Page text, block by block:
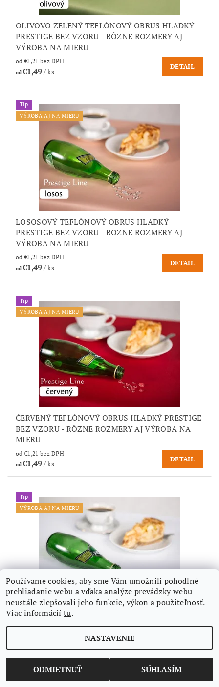
OLIVOVO ZELENÝ TEFLÓNOVÝ OBRUS HLADKÝ
PRESTIGE BEZ VZORU - RÔZNE ROZMERY AJ
VÝROBA NA MIERU
od €1,21 bez DPH
od€1,49/ ks
DETAIL
Tip
VÝROBA AJ NA MIERU
LOSOSOVÝ TEFLÓNOVÝ OBRUS HLADKÝ
PRESTIGE BEZ VZORU - RÔZNE ROZMERY AJ
VÝROBA NA MIERU
od €1,21 bez DPH
od€1,49/ ks
DETAIL
Tip
VÝROBA AJ NA MIERU
ČERVENÝ TEFLÓNOVÝ OBRUS HLADKÝ PRESTIGE
BEZ VZORU - RÔZNE ROZMERY AJ VÝROBA NA
MIERU
od €1,21 bez DPH
od€1,49/ ks
DETAIL
Tip
VÝROBA AJ NA MIERU
BIELY TEFLÓNOVÝ OBRUS HLADKÝ PRESTIGE
BEZ VZORU - RÔZNE ROZMERY AJ VÝROBA NA
od €1,21 bez DPH
€1,49/ ks
Používame cookies, aby sme Vám umožnili pohodlné
prehliadanie webu a vďaka analýze prevádzky webu
neustále zlepšovali jeho funkcie, výkon a použiteľnosť.
Viac informáciítu.
NASTAVENIE
ODMIETNUŤ SÚHLASÍM